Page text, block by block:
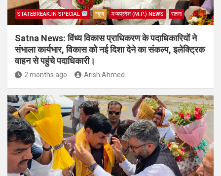
STATEBREAK.IN SPECIAL न्यूज़ मध्यप्रदेश (M.P.) NEWS सतना
Satna News: विंध्य विकास प्राधिकरण के पदाधिकारियों ने
संभाला कार्यभार, विकास को नई दिशा देने का संकल्प, इलेक्ट्रिक
वाहन से पहुंचे पदाधिकारी।
2 months ago Arish Ahmed